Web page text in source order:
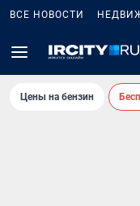
ВСЕ НОВОСТИ
Цены на бензин